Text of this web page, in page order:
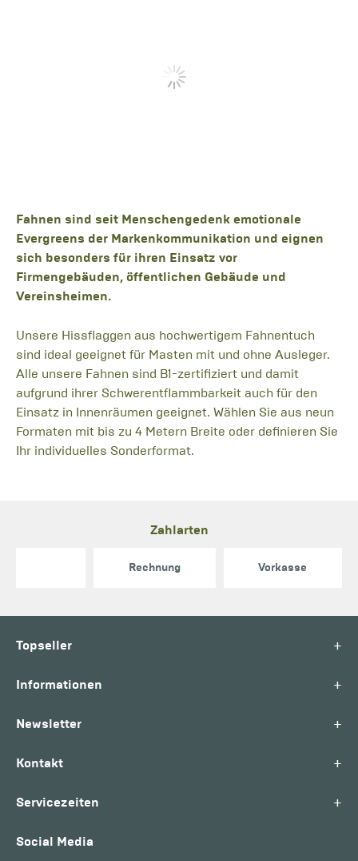
Fahnen sind seit Menschengedenk emotionale
Evergreens der Markenkommunikation und eignen
sich besonders für ihren Einsatz vor
Firmengebäuden, öffentlichen Gebäude und
Vereinsheimen.
Unsere Hissflaggen aus hochwertigem Fahnentuch
sind ideal geeignet für Masten mit und ohne Ausleger.
Alle unsere Fahnen sind B1-zertifiziert und damit
aufgrund ihrer Schwerentflammbarkeit auch für den
Einsatz in Innenräumen geeignet. Wählen Sie aus neun
Formaten mit bis zu 4 Metern Breite oder definieren Sie
Ihr individuelles Sonderformat.
Zahlarten
Rechnung Vorkasse
Topseller +
Informationen +
Newsletter +
Kontakt +
Servicezeiten +
Social Media